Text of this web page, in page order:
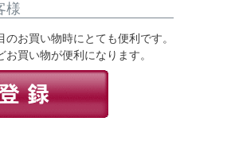
様
お買い物時にとても便利です。
買い物が便利になります。